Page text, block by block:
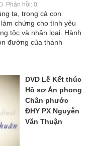
Phản hồi: 0
ta, trong cả con
chứng cho tình yêu
tộc và nhân loại. Hành
đường của thánh
DVD Lễ Kết thúc
Hồ sơ Án phong
Chân phước
ĐHY PX Nguyễn
Văn Thuận